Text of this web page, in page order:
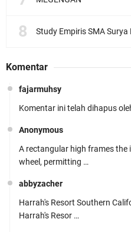
Study Empiris SMA Surya Buana Malang
Komentar
fajarmuhsy
Komentar ini telah dihapus
Anonymous
A rectangular high frames the
wheel, permitting …
abbyzacher
Harrah's Resort Southern
Harrah's Resor …